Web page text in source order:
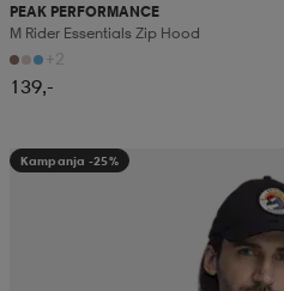
PEAK PERFORMANCE
M Rider Essentials Zip Hood
+2
139,-
Kampanja -25%